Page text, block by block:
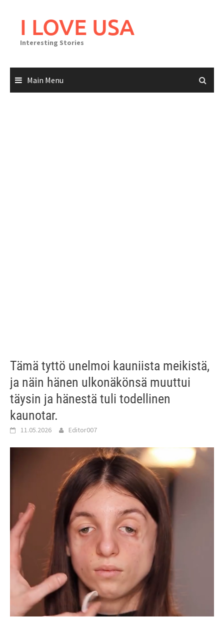
I LOVE USA
Interesting Stories
Main Menu
Tämä tyttö unelmoi kauniista meikistä,
ja näin hänen ulkonäkönsä muuttui
täysin ja hänestä tuli todellinen
kaunotar.
11.05.2026 Editor007